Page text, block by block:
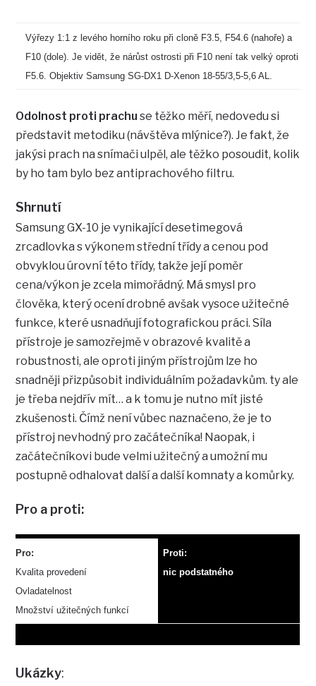
Výřezy 1:1 z levého horního roku při cloně F3.5, F54.6 (nahoře) a
F10 (dole). Je vidět, že nárůst ostrosti při F10 není tak velký oproti
F5.6. Objektiv Samsung SG-DX1 D-Xenon 18-55/3,5-5,6 AL.
Odolnost proti prachuse těžko měří, nedovedu si
představit metodiku (návštěva mlýnice?). Je fakt, že
jakýsi prach na snímači ulpěl, ale těžko posoudit, kolik
by ho tam bylo bez antiprachového filtru.
Shrnutí
Samsung GX-10 je vynikající desetimegová
zrcadlovka s výkonem střední třídy a cenou pod
obvyklou úrovní této třídy, takže její poměr
cena/výkon je zcela mimořádný. Má smysl pro
člověka, který ocení drobné avšak vysoce užitečné
funkce, které usnadňují fotografickou práci. Síla
přístroje je samozřejmě v obrazové kvalitě a
robustnosti, ale oproti jiným přístrojům lze ho
snadněji přizpůsobit individuálním požadavkům. ty ale
je třeba nejdřív mít… a k tomu je nutno mít jisté
zkušenosti. Čímž není vůbec naznačeno, že je to
přístroj nevhodný pro začátečníka! Naopak, i
začátečníkovi bude velmi užitečný a umožní mu
postupně odhalovat další a další komnaty a komůrky.
Pro a proti:
Pro:
Kvalita provedení
Ovladatelnost
Množství užitečných funkcí
Proti:
nic podstatného
Ukázky: